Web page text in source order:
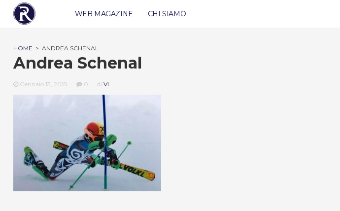
WEB MAGAZINE CHI SIAMO
HOME > ANDREA SCHENAL
Andrea Schenal
Gennaio 13, 2018 0 di Vi